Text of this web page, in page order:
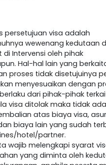
persetujuan visa adalah
wewenang kedutaan
Intervensi oleh pihak
Hal-hal lain yang
proses tidak disetujuinya
menyesuaikan dengan
dari pihak-pihak
visa ditolak maka tidak ada
atas biaya visa,
biaya lain yang sudah
hotel/partner.
wajib melengkapi syarat
yang diminta oleh